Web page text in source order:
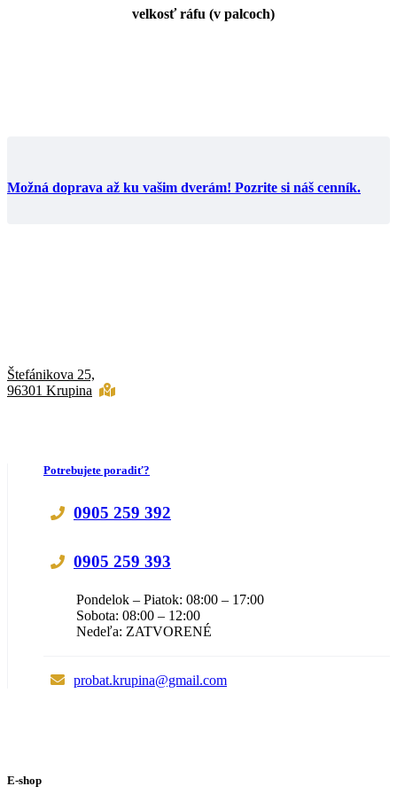
velkosť ráfu (v palcoch)
Možná doprava až ku vašim dverám! Pozrite si náš cenník.
Štefánikova 25,
96301 Krupina
Potrebujete poradiť?
0905 259 392
0905 259 393
Pondelok – Piatok: 08:00 – 17:00
Sobota: 08:00 – 12:00
Nedeľa: ZATVORENÉ
probat.krupina@gmail.com
E-shop